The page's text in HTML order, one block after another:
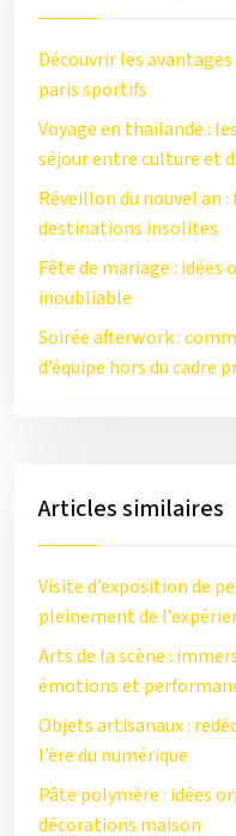
Découvrir les
paris sportifs
Voyage en thaïlande :
séjour entre culture et
Réveillon du nouvel an
destinations insolites
Fête de mariage :
inoubliable
Soirée afterwork :
d’équipe hors du cadre
Articles similaires
Visite d’exposition de
pleinement de
Arts de la scène :
émotions et
Objets artisanaux :
l’ère du numérique
Pâte polymère : idées
décorations maison